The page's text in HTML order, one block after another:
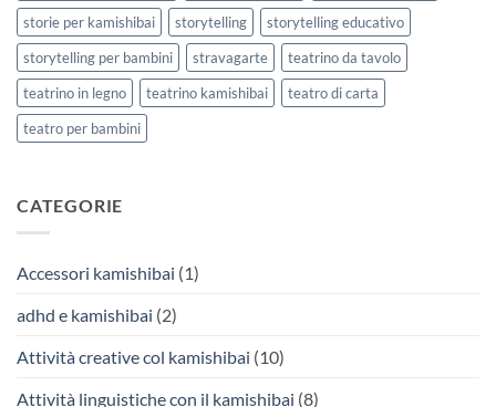
storie per kamishibai
storytelling
storytelling educativo
storytelling per bambini
stravagarte
teatrino da tavolo
teatrino in legno
teatrino kamishibai
teatro di carta
teatro per bambini
CATEGORIE
Accessori kamishibai (1)
adhd e kamishibai (2)
Attività creative col kamishibai (10)
Attività linguistiche con il kamishibai (8)